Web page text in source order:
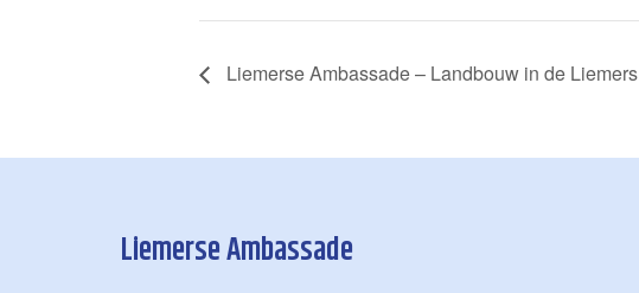
Liemerse Ambassade – Landbouw in de Liemers
Liemerse Ambassade